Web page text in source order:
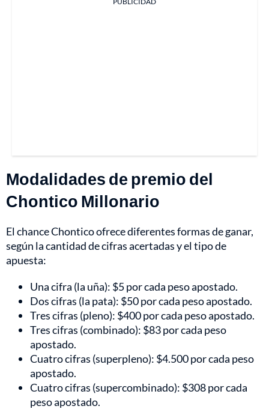
Modalidades de premio del
Chontico Millonario
El chance Chontico ofrece diferentes formas de ganar,
según la cantidad de cifras acertadas y el tipo de
apuesta:
Una cifra (la uña): $5 por cada peso apostado.
Dos cifras (la pata): $50 por cada peso apostado.
Tres cifras (pleno): $400 por cada peso apostado.
Tres cifras (combinado): $83 por cada peso
apostado.
Cuatro cifras (superpleno): $4.500 por cada peso
apostado.
Cuatro cifras (supercombinado): $308 por cada
peso apostado.